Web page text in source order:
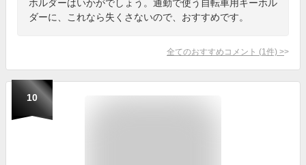
ホルダーはいかがでしょう。通勤で使う自転車用キーホル
ダーに、これなら失くさないので、おすすめです。
全てのおすすめコメント (1 件) >
10